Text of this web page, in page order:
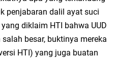
penjabaran dalil ayat suci
diklaim HTI bahwa UUD
besar, buktinya mereka
HTI) yang juga buatan